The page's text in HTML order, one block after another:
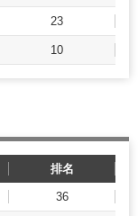
23
10
排名
36